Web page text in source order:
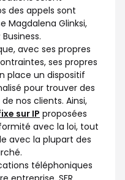
des appels sont
Magdalena Glinksi,
avec ses propres
ses propres
place un dispositif
pour trouver des
nos clients. Ainsi,
sur IP proposées
avec la loi, tout
avec la plupart des
téléphoniques